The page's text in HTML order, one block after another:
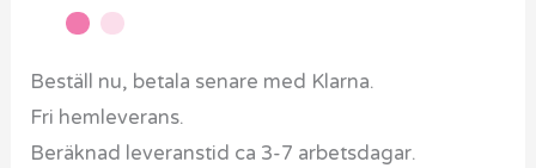
Beställ nu, betala senare med Klarna.
Fri hemleverans.
Beräknad leveranstid ca 3-7 arbetsdagar.
mängd